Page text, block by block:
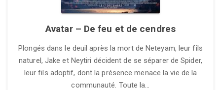
Avatar – De feu et de cendres
Plongés dans le deuil après la mort de Neteyam, leur fils
naturel, Jake et Neytiri décident de se séparer de Spider,
leur fils adoptif, dont la présence menace la vie de la
communauté. Toute la…